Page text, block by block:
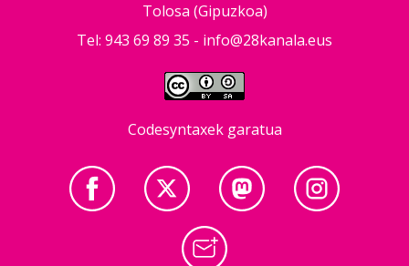
Tolosa (Gipuzkoa)
Tel: 943 69 89 35 - info@28kanala.eus
Codesyntaxek garatua